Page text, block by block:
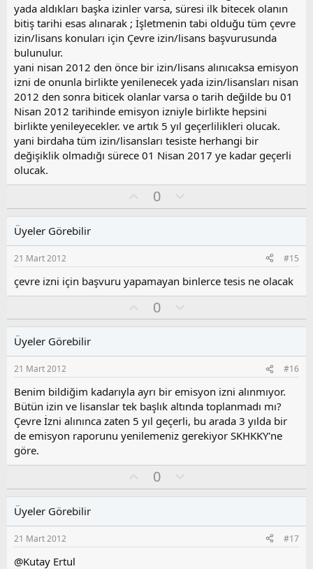
yada aldıkları başka izinler varsa, süresi ilk bitecek olanın
bitiş tarihi esas alınarak ; İşletmenin tabi olduğu tüm çevre
izin/lisans konuları için Çevre izin/lisans başvurusunda
bulunulur.
yani nisan 2012 den önce bir izin/lisans alınıcaksa emisyon
izni de onunla birlikte yenilenecek yada izin/lisansları nisan
2012 den sonra biticek olanlar varsa o tarih değilde bu 01
Nisan 2012 tarihinde emisyon izniyle birlikte hepsini
birlikte yenileyecekler. ve artık 5 yıl geçerlilikleri olucak.
yani birdaha tüm izin/lisansları tesiste herhangi bir
değişiklik olmadığı sürece 01 Nisan 2017 ye kadar geçerli
olucak.
y
0
l
s
u
z
o
l
Üyeler Görebilir
21 Mart 2012 #15
çevre izni için başvuru yapamayan binlerce tesis ne olacak
y
0
l
s
u
z
o
y
l
a
Üyeler Görebilir
21 Mart 2012 #16
Benim bildiğim kadarıyla ayrı bir emisyon izni alınmıyor.
Bütün izin ve lisanslar tek başlık altında toplanmadı mı?
Çevre İzni alınınca zaten 5 yıl geçerli, bu arada 3 yılda bir
de emisyon raporunu yenilemeniz gerekiyor SKHKKY'ne
göre.
y
0
l
s
u
Üyeler Görebilir
21 Mart 2012 #17
@Kutay Ertul